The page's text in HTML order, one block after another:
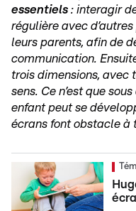
essentiels : interagir
régulière avec
leurs parents, afin de
communication.
trois dimensions, avec
sens. Ce n’est que
enfant peut se
écrans font obstacle à